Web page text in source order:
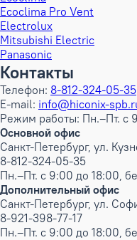
Ecoclima Pro Vent
Electrolux
Mitsubishi Electric
Panasonic
Контакты
Телефон: 8-812-324-05-35
E-mail: info@hiconix-
Режим работы: Пн.–Пт. с
Основной офис
Санкт-Петербург, ул.
8-812-324-05-35
Пн.–Пт. с 9:00 до 18:00,
Дополнительный офис
Санкт-Петербург, ул.
8-921-398-77-17
Пн.–Пт. с 9:00 до 18:00,